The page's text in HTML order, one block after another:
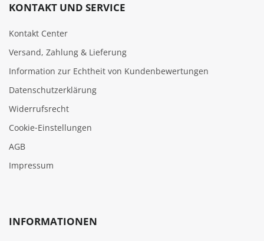
KONTAKT UND SERVICE
Kontakt Center
Versand, Zahlung & Lieferung
Information zur Echtheit von Kundenbewertungen
Datenschutzerklärung
Widerrufsrecht
Cookie‑Einstellungen
AGB
Impressum
INFORMATIONEN